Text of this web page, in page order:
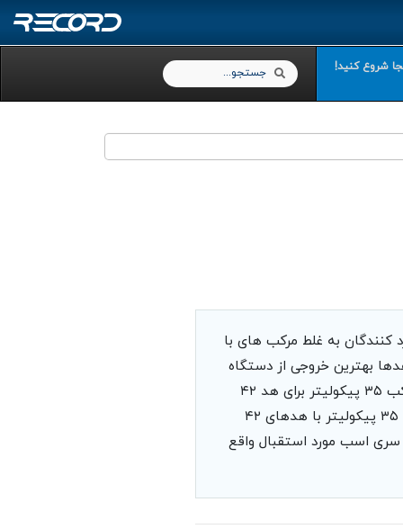
شروع کنید! Search
Search
کنندگان به غلط مرکب های با
بهترین خروجی از دستگاه
چاپ بنر زمانی بدست می آید که مرکب مورد استفاده مطابق با هد دستگاه باشد استفاده از مرکب ۳۵ پیکولیتر برای هد ۴۲
پیکولیترممکن است در ابتدا موجب رضایت مصرف کننده باشد اما به دلیل مغایرت فنی هدهای ۳۵ پیکولیتر با هدهای ۴۲
سری اسب مورد استقبال واقع